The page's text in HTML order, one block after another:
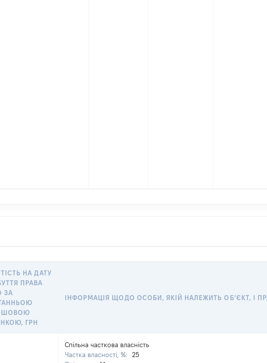
НА ДАТУ
ПРАВА
ЗА
ГРН
ІНФОРМАЦІЯ ЩОДО ОСОБИ, ЯКІЙ НАЛЕЖИТЬ ОБ’ЄКТ, І
Спільна часткова власність
Частка власності, %:
25